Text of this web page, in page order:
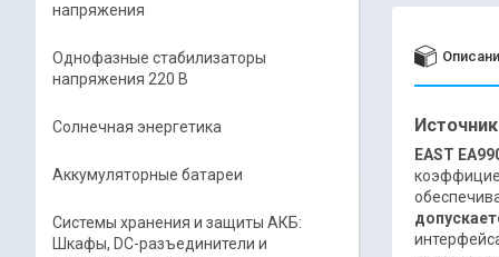
EAST
напряжения
Однофазные стабилизаторы
напряжения 220 В
Солнечная энергетика
Аккумуляторные батареи
Системы хранения и защиты АКБ:
Шкафы, DC-разъединители и